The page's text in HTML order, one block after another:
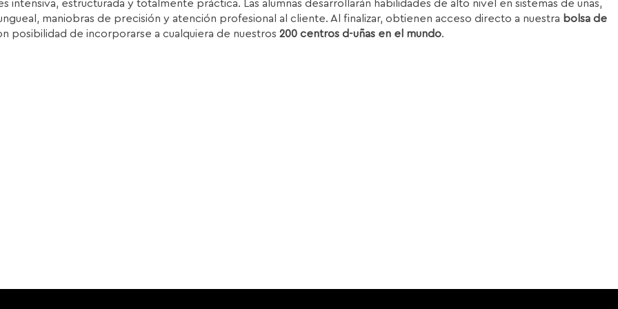
es:
1.399,00€.
intensiva, estructurada y totalmente práctica. Las alumnas desarrollarán habilidades de alto nivel en sistemas de uñas,
maniobras de precisión y atención profesional al cliente. Al finalizar, obtienen acceso directo a nuestra bolsa de
posibilidad de incorporarse a cualquiera de nuestros200 centros d-uñas en el mundo.